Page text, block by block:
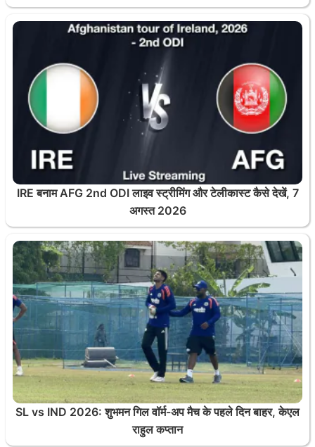
IRE बनाम AFG 2nd ODI लाइव स्ट्रीमिंग और टेलीकास्ट कैसे देखें, 7
अगस्त 2026
SL vs IND 2026: शुभमन गिल वॉर्म-अप मैच के पहले दिन बाहर, केएल
राहुल कप्तान